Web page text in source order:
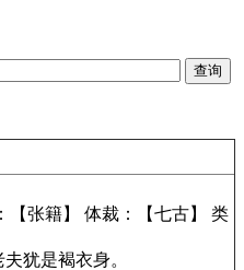
【张籍】 体裁：【七古】 类
犹是褐衣身。